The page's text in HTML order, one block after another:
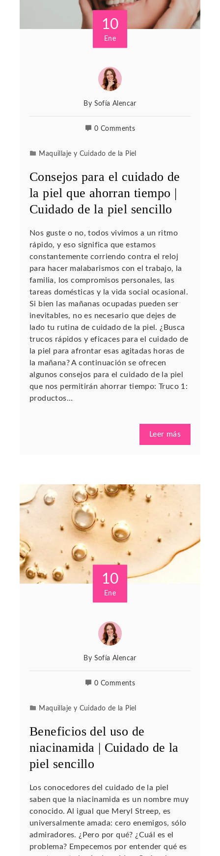
10
Ene
By Sofía Alencar
0 Comments
Maquillaje y Cuidado de la Piel
Consejos para el cuidado de
la piel que ahorran tiempo |
Cuidado de la piel sencillo
Nos guste o no, todos vivimos a un ritmo
rápido, y eso significa que estamos
constantemente corriendo contra el reloj
para hacer malabarismos con el trabajo, la
familia, los compromisos personales, las
tareas domésticas y la vida social ocasional.
Si bien las mañanas ocupadas pueden ser
inevitables, no es necesario que dejes de
lado tu rutina de cuidado de la piel. ¿Busca
trucos rápidos y eficaces para el cuidado de
la piel para afrontar esas agitadas horas de
la mañana? A continuación se ofrecen
algunos consejos para el cuidado de la piel
que nos permitirán ahorrar tiempo: Truco 1:
productos…
Leer más
10
Ene
By Sofía Alencar
0 Comments
Maquillaje y Cuidado de la Piel
Beneficios del uso de
niacinamida | Cuidado de la
piel sencillo
Los conocedores del cuidado de la piel
saben que la niacinamida es un nombre muy
conocido. Al igual que Meryl Streep, es
universalmente amada: cero enemigos, sólo
admiradores. ¿Pero por qué? ¿Cuál es el
problema? Empecemos por entender qué es